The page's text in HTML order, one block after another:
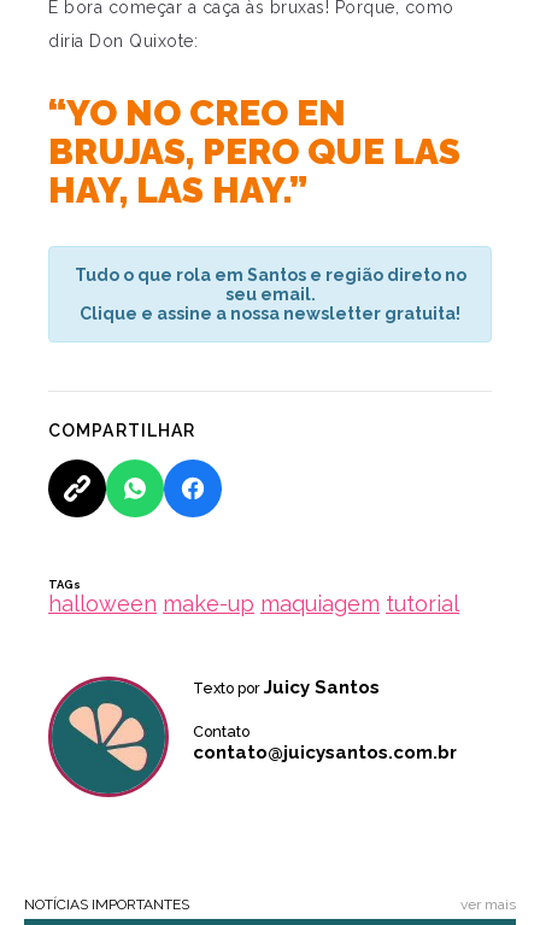
E bora começar a caça às bruxas! Porque, como
diria Don Quixote:
“YO NO CREO EN
BRUJAS, PERO QUE LAS
HAY, LAS HAY.”
Tudo o que rola em Santos e região direto no
seu email.
Clique e assine a nossa newsletter gratuita!
COMPARTILHAR
TAGs
halloween make-up maquiagem tutorial
Texto por Juicy Santos
Contato
contato@juicysantos.com.br
NOTÍCIAS IMPORTANTES ver mais